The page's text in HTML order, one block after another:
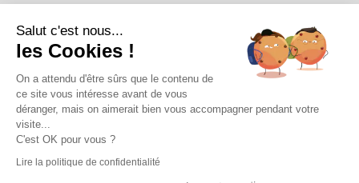
Mentions Légales
Politique de confidentialité
A propos de toutpourchanger.com
Fondateur et auteur / Yves Deloison
Les auteur.trices
Contact
Salut c'est nous...
les Cookies !
On a attendu d'être sûrs que le contenu de
ce site vous intéresse avant de vous
déranger, mais on aimerait bien vous accompagner pendant votre
visite...
C'est OK pour vous ?
Lire la politique de confidentialité